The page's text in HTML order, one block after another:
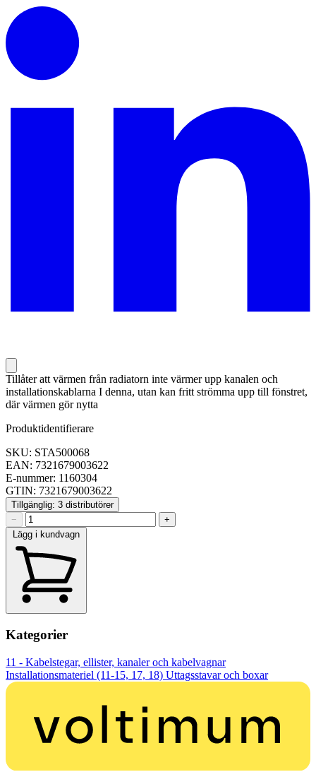
Tillåter att värmen från radiatorn inte värmer upp kanalen och
installationskablarna I denna, utan kan fritt strömma upp till fönstret,
där värmen gör nytta
Produktidentifierare
SKU: STA500068
EAN: 7321679003622
E-nummer: 1160304
GTIN: 7321679003622
Tillgänglig: 3 distributörer
−
+
Lägg i kundvagn
Kategorier
11 - Kabelstegar, ellister, kanaler och kabelvagnar
Installationsmateriel (11-15, 17, 18) Uttagsstavar och boxar